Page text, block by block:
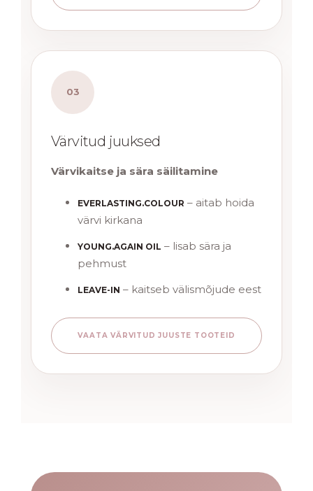
03
Värvitud juuksed
Värvikaitse ja sära säilitamine
EVERLASTING.COLOUR – aitab hoida
värvi kirkana
YOUNG.AGAIN OIL – lisab sära ja
pehmust
LEAVE-IN – kaitseb välismõjude eest
VAATA VÄRVITUD JUUSTE TOOTEID